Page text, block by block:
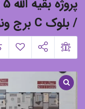
نامی
اریکه
پارسیان
/
بلوک
/ بلوک C برج ونوس هوملند